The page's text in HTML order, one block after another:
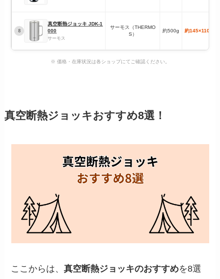
8
真空断熱ジョッキ JDK-1
000
サーモス
サーモス（THERMO
S）
約500g 約
※ 価格・在庫状況は各ショップにてご確認ください。
真空断熱ジョッキおすすめ8選！
ここからは、真空断熱ジョッキのおすすめを8選